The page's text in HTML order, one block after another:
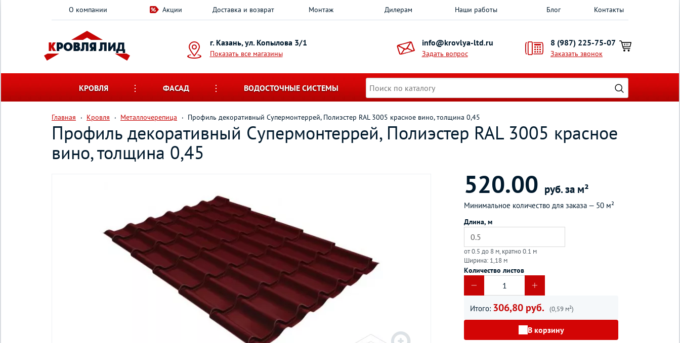
О компании Акции Доставка и возврат Монтаж Дилерам Наши работы Блог Контакты
г. Казань, ул. Копылова 3/1
Показать все магазины
info@krovlya-ltd.ru
Задать вопрос
8 (987) 225-75-07
Заказать звонок
КРОВЛЯ ФАСАД ВОДОСТОЧНЫЕ СИСТЕМЫ
Главная Кровля Металлочерепица Профиль декоративный Супермонтеррей, Полиэстер RAL 3005 красное вино, толщина 0,45
Профиль декоративный Супермонтеррей, Полиэстер RAL 3005 красное
вино, толщина 0,45
520.00 руб. за м²
Минимальное количество для заказа — 50 м²
Длина, м
от 0.5 до 8 м, кратно 0.1 м
Ширина: 1,18 м
Количество листов
Итого: 306,80 руб. (0,59 м²)
В корзину